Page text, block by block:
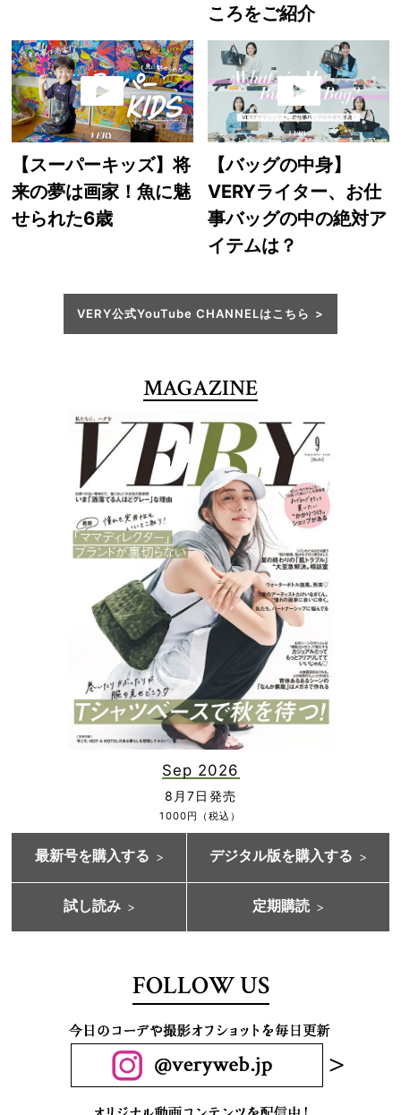
ころをご紹介
【スーパーキッズ】将
来の夢は画家！魚に魅
せられた6歳
【バッグの中身】
VERYライター、お仕
事バッグの中の絶対ア
イテムは？
VERY公式YouTube CHANNELはこちら
MAGAZINE
Sep 2026
8月7日発売
1000円（税込）
最新号を購入する デジタル版を購入する
試し読み 定期購読
FOLLOW US